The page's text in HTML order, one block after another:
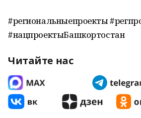
#региональныепроекты
#нацпроектыБашкортостан
Читайте нас